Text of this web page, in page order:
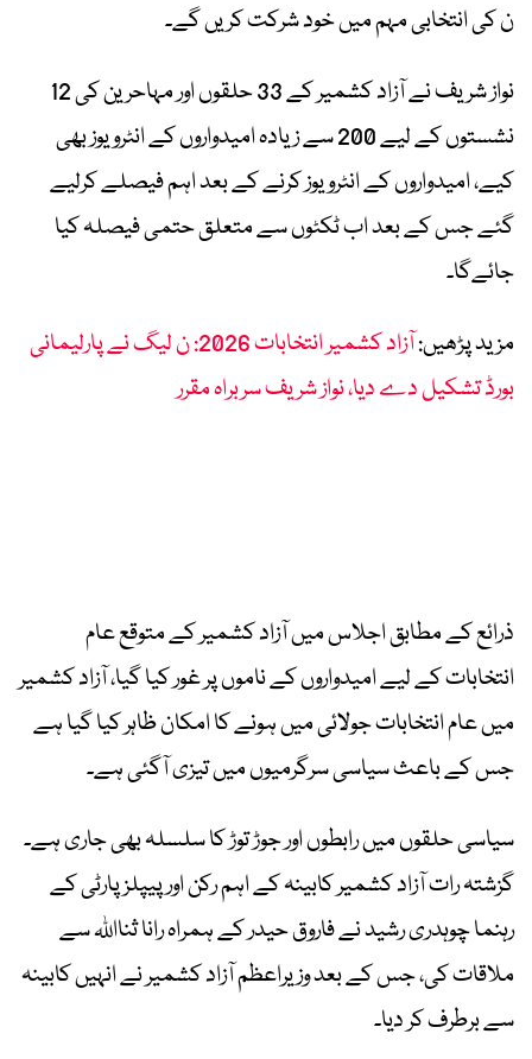
ن کی انتخابی مہم میں خود شرکت کریں گے۔
نواز شریف نے آزاد کشمیر کے 33 حلقوں اور مہاحرین کی 12
نشستوں کے لیے 200 سے زیادہ امیدواروں کے انٹرویوز بھی
کیے، امیدواروں کے انٹرویوز کرنے کے بعد اہم فیصلے کرلیے
گئے جس کے بعد اب ٹکٹوں سے متعلق حتمی فیصلہ کیا
جائےگا۔
مزید پڑھیں:
آزاد کشمیر انتخابات 2026: ن لیگ نے پارلیمانی
بورڈ تشکیل دے دیا، نواز شریف سربراہ مقرر
ذرائع کے مطابق اجلاس میں آزاد کشمیر کے متوقع عام
انتخابات کے لیے امیدواروں کے ناموں پر غور کیا گیا، آزاد کشمیر
میں عام انتخابات جولائی میں ہونے کا امکان ظاہر کیا گیا ہے
جس کے باعث سیاسی سرگرمیوں میں تیزی آگئی ہے۔
سیاسی حلقوں میں رابطوں اور جوڑ توڑ کا سلسلہ بھی جاری ہے۔
گزشتہ رات آزاد کشمیر کابینہ کے اہم رکن اور پیپلز پارٹی کے
رہنما چوہدری رشید نے فاروق حیدر کے ہمراہ رانا ثنااللہ سے
ملاقات کی، جس کے بعد وزیراعظم آزاد کشمیر نے انہیں کابینہ
سے برطرف کر دیا۔